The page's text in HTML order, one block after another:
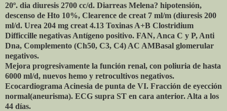
20º. dia diuresis 2700 cc/d. Diarreas Melena? hipotensión,
descenso de Hto 10%, Clearence de creat 7 ml/m (diuresis 200
ml/d. Urea 204 mg creat 4.13 Toxinas A+B Clostridium
Difficcille negativas Antígeno positivo. FAN, Anca C y P, Anti
Dna, Complemento (Ch50, C3, C4) AC AMBasal glomerular
negativos.
Mejora progresivamente la función renal, con poliuria de hasta
6000 ml/d, nuevos hemo y retrocultivos negativos.
Ecocardiograma Acinesia de punta de VI. Fracción de eyección
normal(aneurisma). ECG supra ST en cara anterior. Alta a los
44 días.